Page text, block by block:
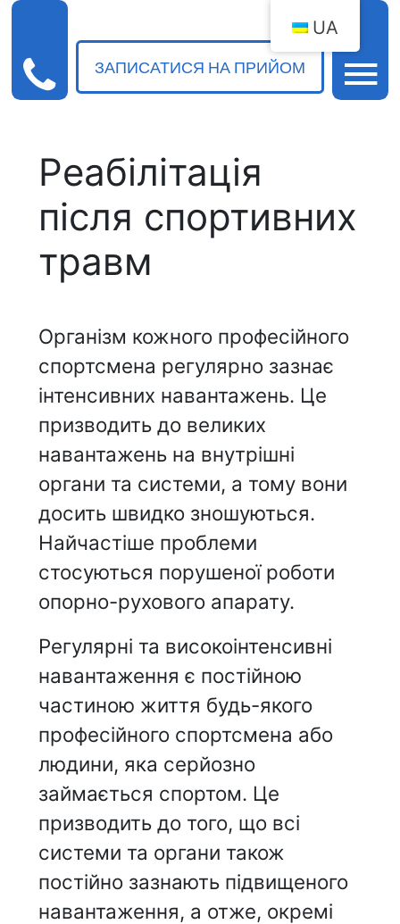
ЗАПИСАТИСЯ НА ПРИЙОМ
Реабілітація
після спортивних
травм
Організм кожного професійного
спортсмена регулярно зазнає
інтенсивних навантажень. Це
призводить до великих
навантажень на внутрішні
органи та системи, а тому вони
досить швидко зношуються.
Найчастіше проблеми
стосуються порушеної роботи
опорно-рухового апарату.
Регулярні та високоінтенсивні
навантаження є постійною
частиною життя будь-якого
професійного спортсмена або
людини, яка серйозно
займається спортом. Це
призводить до того, що всі
системи та органи також
постійно зазнають підвищеного
навантаження, а отже, окремі
UA